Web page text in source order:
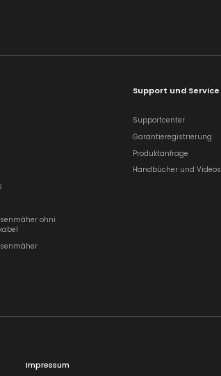
ohni
Support und Service
Supportcenter
Garantieregistrierung
Produktanfrage
Handbücher und Videos
Impressum